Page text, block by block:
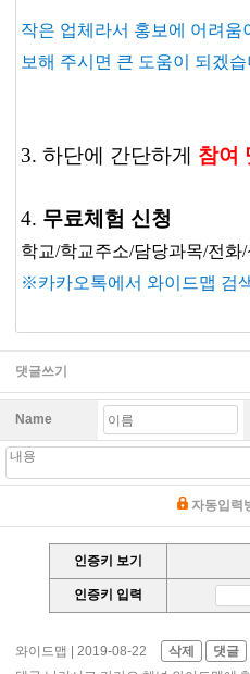
작은 업체라서 홍보에 어려움
보해 주시면 큰 도움이 되겠
3. 하단에 간단하게 참여
4. 무료체험 신청
학교/학교주소/담당과목/전화
※카카오톡에서 와이드맵 검
댓글쓰기
Name
자동입력
인증키 보기
인증키 입력
와이드맵 | 2019-08-22 삭제
댓글